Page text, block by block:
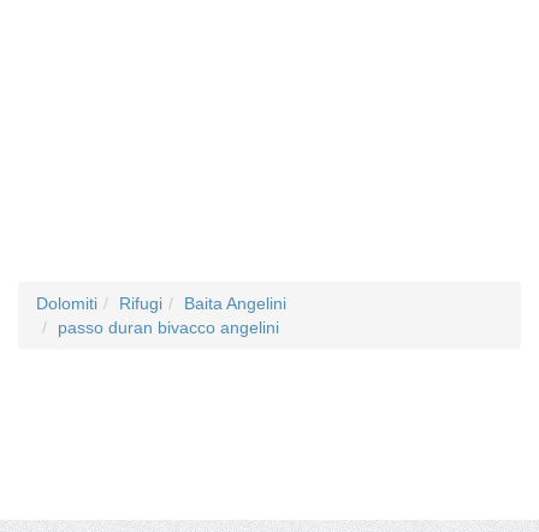
Dolomiti Rifugi
Baita Angelini
passo duran bivacco angelini